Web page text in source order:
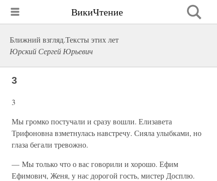
ВикиЧтение
Ближний взгляд.Тексты этих лет
Юрский Сергей Юрьевич
3
3
Мы громко постучали и сразу вошли. Елизавета
Трифоновна взметнулась навстречу. Сияла улыбками, но
глаза бегали тревожно.
— Мы только что о вас говорили и хорошо. Ефим
Ефимович, Женя, у нас дорогой гость, мистер Досплю.